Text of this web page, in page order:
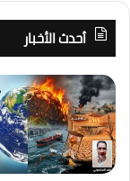
أحدث الأخبار